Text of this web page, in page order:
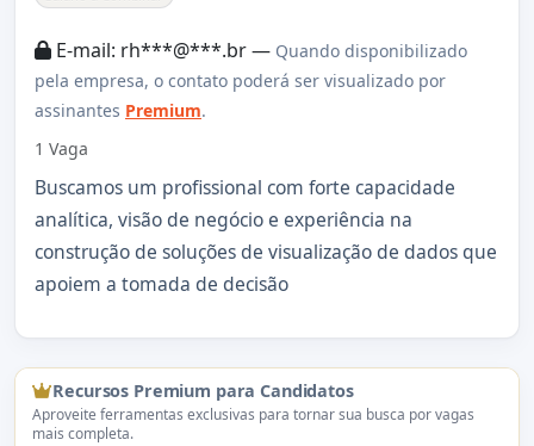
E-mail: rh***@***.br — Quando disponibilizado
pela empresa, o contato poderá ser visualizado por
assinantes Premium.
1 Vaga
Buscamos um profissional com forte capacidade
analítica, visão de negócio e experiência na
construção de soluções de visualização de dados que
apoiem a tomada de decisão
Recursos Premium para Candidatos
Aproveite ferramentas exclusivas para tornar sua busca por vagas
mais completa.